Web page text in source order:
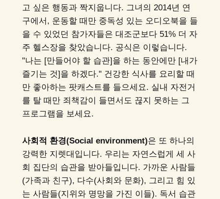
고 싶은 행동과 짝지웁니다. 그녀의 2014년 연
구에서, 운동할 때만 중독성 있는 오디오북을 들
을 수 있었던 참가자들은 대조군보다 51% 더 자
주 헬스장을 찾았습니다. 공식은 이렇습니다.
"나는 [만들어야 할 습관]을 하는 동안에만 [내가
즐기는 것]을 하겠다." 건강한 식사를 요리할 때
만 좋아하는 팟캐스트를 들으세요. 실내 자전거
를 탈 때만 죄책감이 들면서도 끊지 못하는 그
프로그램을 보세요.
사회적 환경(Social environment)은 또 하나의
강력한 지렛대입니다. 우리는 자연스럽게 세 사
회 집단의 습관을 받아들입니다. 가까운 사람들
(가족과 친구), 다수(사회와 문화), 그리고 힘 있
는 사람들(지위와 명망을 가진 이들). 독서 습관